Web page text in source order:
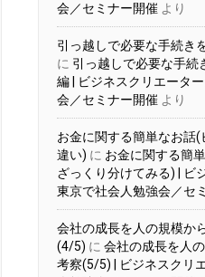
会／セミナー開催 より
引っ越しで必要な手続き
に 引っ越しで必要な手続
編 | ビジネスクリエータ
会／セミナー開催 より
お金に関する簡単なお話
違い) に お金に関する簡
ざっくり分けてみる) | ビ
東京で社会人勉強会／セ
会社の成長を人の規模か
(4/5) に 会社の成長を人
考察(5/5) | ビジネスクリ